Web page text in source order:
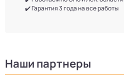
✔️ Гарантия 3 года на все работы
Наши партнеры